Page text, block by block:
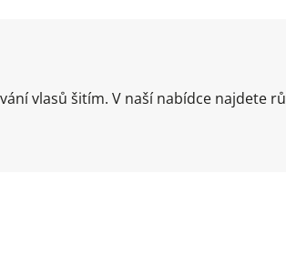
vlasů šitím. V naší nabídce najdete